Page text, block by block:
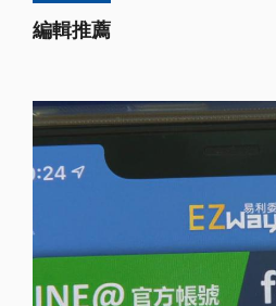
編輯推薦